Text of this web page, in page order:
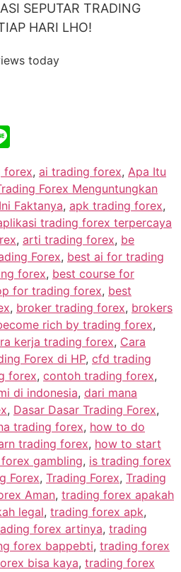
SEPUTAR TRADING
HARI LHO!
today
forex, ai trading forex, Apa Itu
Forex Menguntungkan
Faktanya, apk trading forex,
trading forex terpercaya
, arti trading forex, be
Forex, best ai for trading
forex, best course for
for trading forex, best
, broker trading forex, brokers
rich by trading forex,
kerja trading forex, Cara
Forex di HP, cfd trading
forex, contoh trading forex,
di indonesia, dari mana
, Dasar Dasar Trading Forex,
trading forex, how to do
trading forex, how to start
gambling, is trading forex
Forex, Trading Forex, Trading
Aman, trading forex apakah
legal, trading forex apk,
forex artinya, trading
forex bappebti, trading forex
bisa kaya, trading forex